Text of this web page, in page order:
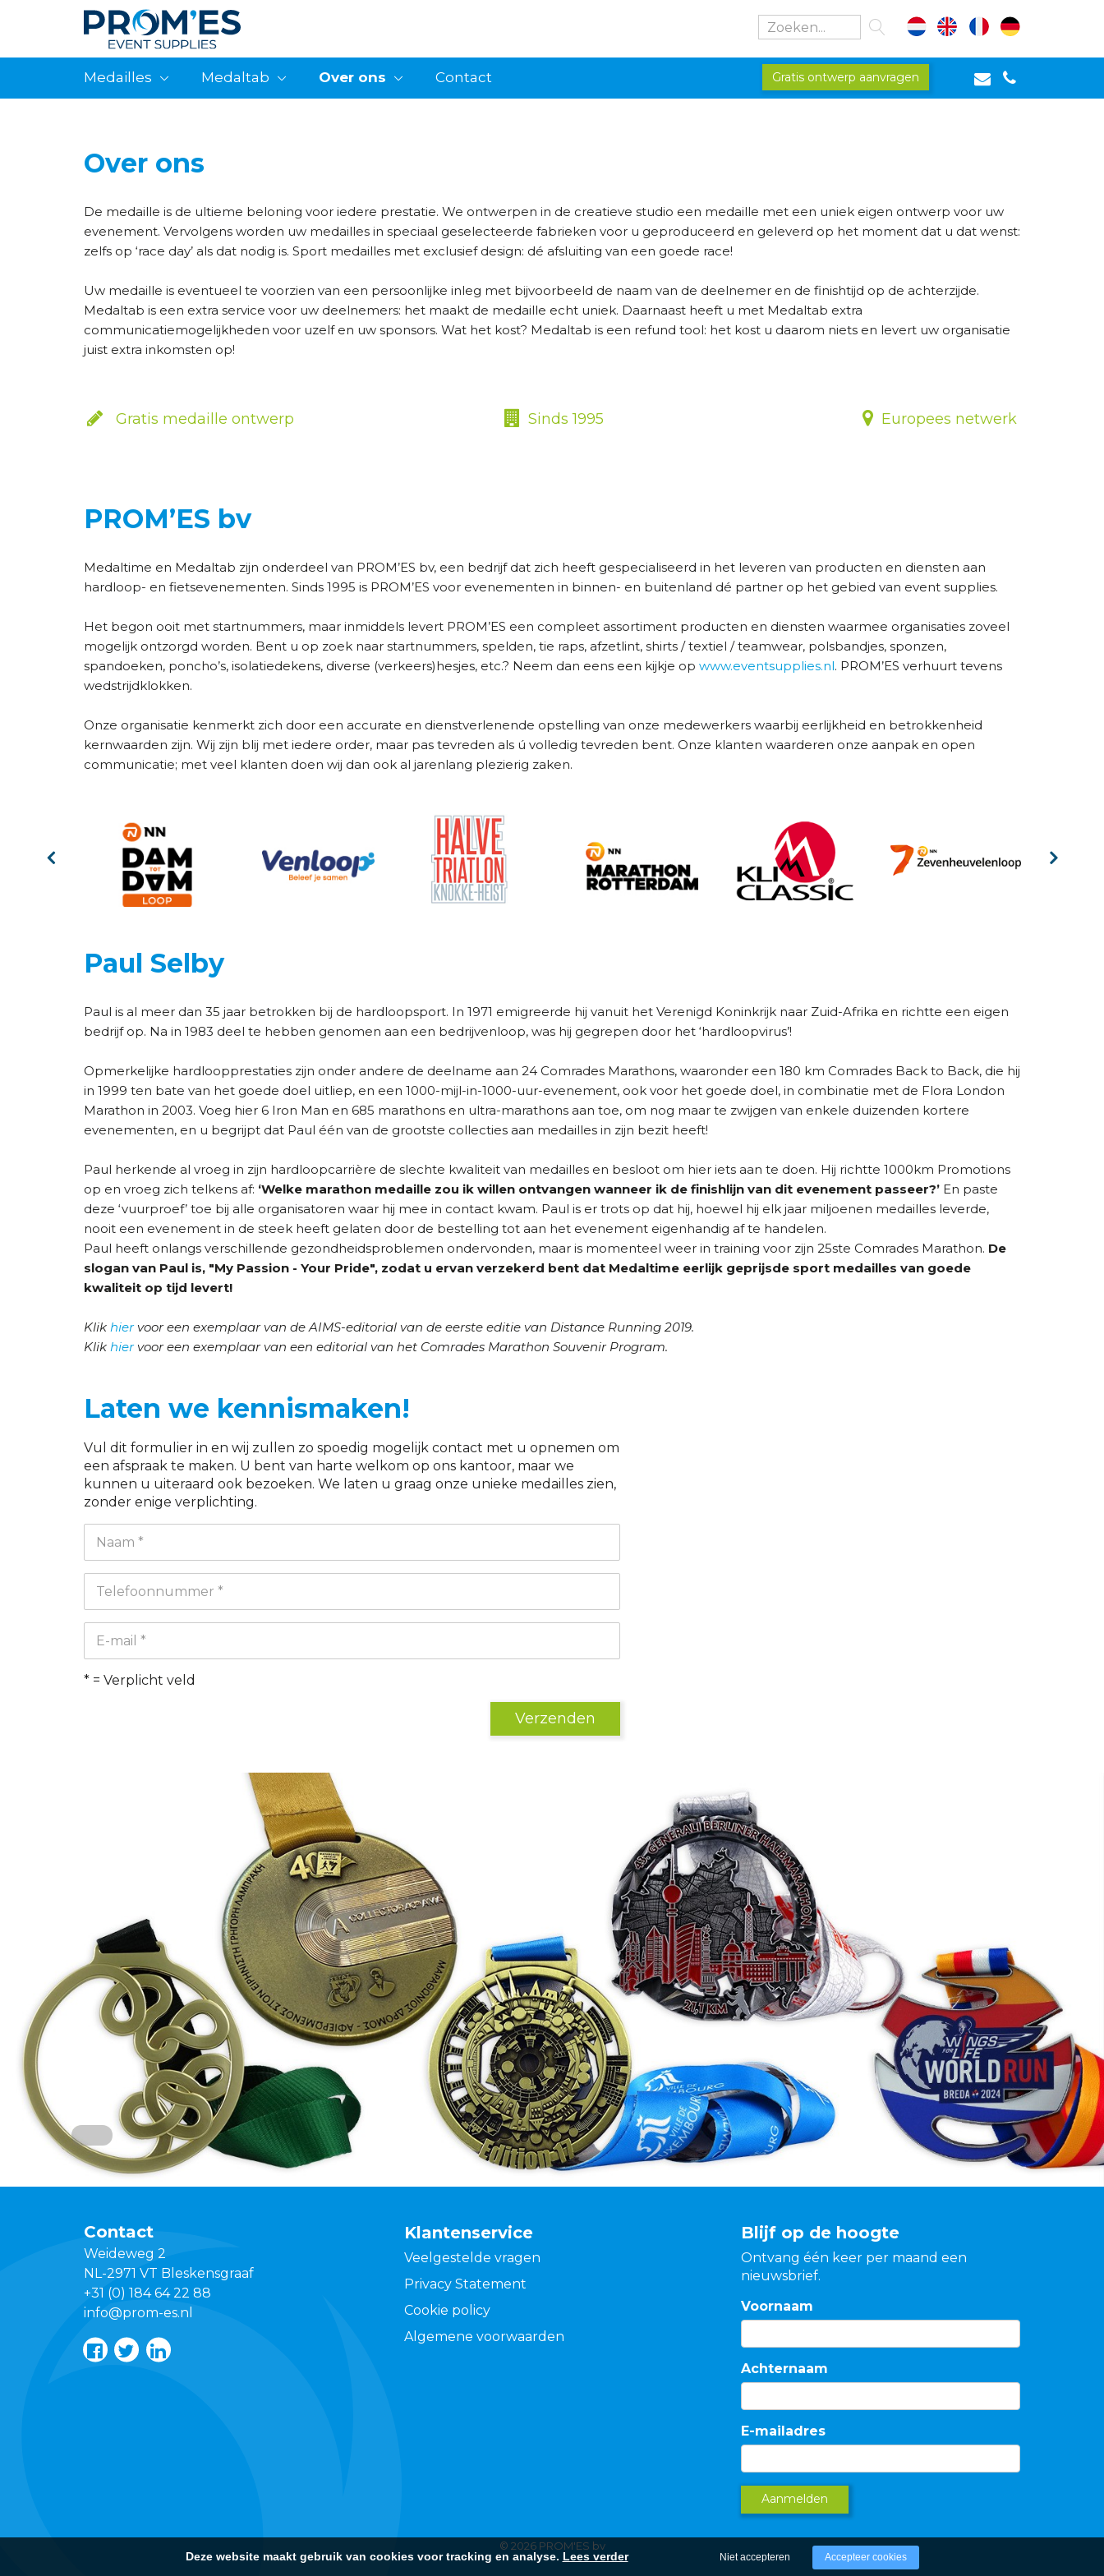
Medailles Medaltab Over ons Contact Gratis ontwerp aanvragen
Over ons
De medaille is de ultieme beloning voor iedere prestatie. We ontwerpen in de creatieve studio een medaille met een uniek eigen ontwerp voor uw
evenement. Vervolgens worden uw medailles in speciaal geselecteerde fabrieken voor u geproduceerd en geleverd op het moment dat u dat wenst:
zelfs op ‘race day’ als dat nodig is. Sport medailles met exclusief design: dé afsluiting van een goede race!
Uw medaille is eventueel te voorzien van een persoonlijke inleg met bijvoorbeeld de naam van de deelnemer en de finishtijd op de achterzijde.
Medaltab is een extra service voor uw deelnemers: het maakt de medaille echt uniek. Daarnaast heeft u met Medaltab extra
communicatiemogelijkheden voor uzelf en uw sponsors. Wat het kost? Medaltab is een refund tool: het kost u daarom niets en levert uw organisatie
juist extra inkomsten op!
Gratis medaille ontwerp Sinds 1995 Europees netwerk
PROM’ES bv
Medaltime en Medaltab zijn onderdeel van PROM’ES bv, een bedrijf dat zich heeft gespecialiseerd in het leveren van producten en diensten aan
hardloop- en fietsevenementen. Sinds 1995 is PROM’ES voor evenementen in binnen- en buitenland dé partner op het gebied van event supplies.
Het begon ooit met startnummers, maar inmiddels levert PROM’ES een compleet assortiment producten en diensten waarmee organisaties zoveel
mogelijk ontzorgd worden. Bent u op zoek naar startnummers, spelden, tie raps, afzetlint, shirts / textiel / teamwear, polsbandjes, sponzen,
spandoeken, poncho’s, isolatiedekens, diverse (verkeers)hesjes, etc.? Neem dan eens een kijkje op www.eventsupplies.nl. PROM’ES verhuurt tevens
wedstrijdklokken.
Onze organisatie kenmerkt zich door een accurate en dienstverlenende opstelling van onze medewerkers waarbij eerlijkheid en betrokkenheid
kernwaarden zijn. Wij zijn blij met iedere order, maar pas tevreden als ú volledig tevreden bent. Onze klanten waarderen onze aanpak en open
communicatie; met veel klanten doen wij dan ook al jarenlang plezierig zaken.
Paul Selby
Paul is al meer dan 35 jaar betrokken bij de hardloopsport. In 1971 emigreerde hij vanuit het Verenigd Koninkrijk naar Zuid-Afrika en richtte een eigen
bedrijf op. Na in 1983 deel te hebben genomen aan een bedrijvenloop, was hij gegrepen door het ‘hardloopvirus’!
Opmerkelijke hardloopprestaties zijn onder andere de deelname aan 24 Comrades Marathons, waaronder een 180 km Comrades Back to Back, die hij
in 1999 ten bate van het goede doel uitliep, en een 1000-mijl-in-1000-uur-evenement, ook voor het goede doel, in combinatie met de Flora London
Marathon in 2003. Voeg hier 6 Iron Man en 685 marathons en ultra-marathons aan toe, om nog maar te zwijgen van enkele duizenden kortere
evenementen, en u begrijpt dat Paul één van de grootste collecties aan medailles in zijn bezit heeft!
Paul herkende al vroeg in zijn hardloopcarrière de slechte kwaliteit van medailles en besloot om hier iets aan te doen. Hij richtte 1000km Promotions
op en vroeg zich telkens af: ‘Welke marathon medaille zou ik willen ontvangen wanneer ik de finishlijn van dit evenement passeer?’ En paste
deze ‘vuurproef’ toe bij alle organisatoren waar hij mee in contact kwam. Paul is er trots op dat hij, hoewel hij elk jaar miljoenen medailles leverde,
nooit een evenement in de steek heeft gelaten door de bestelling tot aan het evenement eigenhandig af te handelen.
Paul heeft onlangs verschillende gezondheidsproblemen ondervonden, maar is momenteel weer in training voor zijn 25ste Comrades Marathon. De
slogan van Paul is, "My Passion - Your Pride", zodat u ervan verzekerd bent dat Medaltime eerlijk geprijsde sport medailles van goede
kwaliteit op tijd levert!
Klik hiervoor een exemplaar van de AIMS-editorial van de eerste editie van Distance Running 2019.
Klik hiervoor een exemplaar van een editorial van het Comrades Marathon Souvenir Program.
Laten we kennismaken!
Vul dit formulier in en wij zullen zo spoedig mogelijk contact met u opnemen om
een afspraak te maken. U bent van harte welkom op ons kantoor, maar we
kunnen u uiteraard ook bezoeken. We laten u graag onze unieke medailles zien,
zonder enige verplichting.
Naam *
Telefoonnummer *
E-mail *
* = Verplicht veld
Verzenden
Contact
Weideweg 2
NL-2971 VT Bleskensgraaf
+31 (0) 184 64 22 88
info@prom-es.nl
Klantenservice
Veelgestelde vragen
Privacy Statement
Cookie policy
Algemene voorwaarden
Blijf op de hoogte
Ontvang één keer per maand een
nieuwsbrief.
Voornaam
Achternaam
E-mailadres
Aanmelden
© 2026 PROM'ES bv
Deze website maakt gebruik van cookies voor tracking en analyse. Lees verder Niet accepteren Accepteer cookies